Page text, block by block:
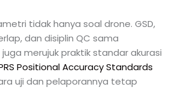
tidak hanya soal drone. GSD,
dan disiplin QC sama
merujuk praktik standar akurasi
Positional Accuracy Standards
uji dan pelaporannya tetap